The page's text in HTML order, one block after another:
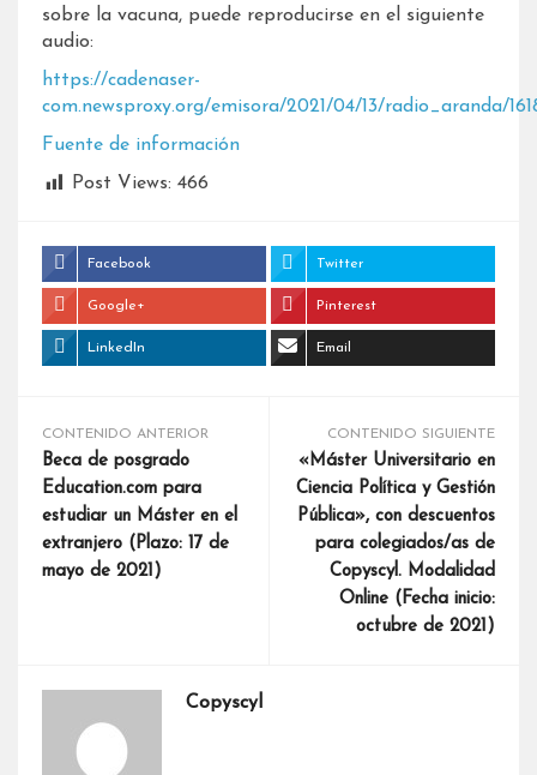
sobre la vacuna, puede reproducirse en el siguiente
audio:
https://cadenaser-
com.newsproxy.org/emisora/2021/04/13/radio_aranda/
Fuente de información
Post Views: 466
Facebook Twitter
Google+ Pinterest
LinkedIn Email
CONTENIDO ANTERIOR
Beca de posgrado
Education.com para
estudiar un Máster en el
extranjero (Plazo: 17 de
mayo de 2021)
CONTENIDO SIGUIENTE
«Máster Universitario en
Ciencia Política y Gestión
Pública», con descuentos
para colegiados/as de
Copyscyl. Modalidad
Online (Fecha inicio:
octubre de 2021)
Copyscyl